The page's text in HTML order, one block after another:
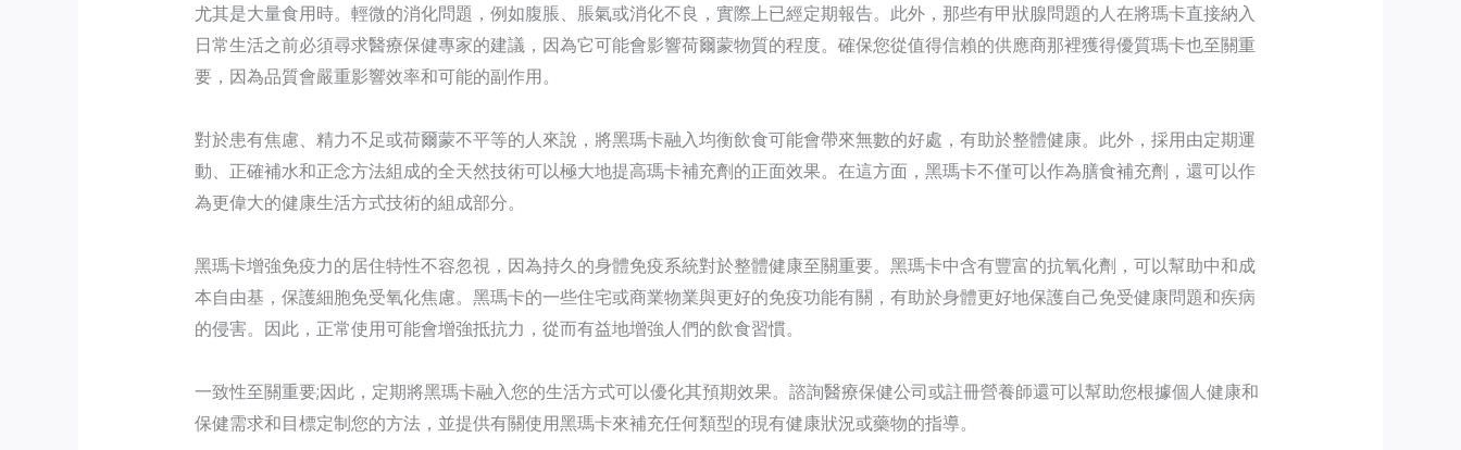
尤其是大量食用時。輕微的消化問題，例如腹脹、脹氣或消化不良，實際上已經定期報告。此外，那些有甲狀腺問題的人在將瑪卡直接納入
日常生活之前必須尋求醫療保健專家的建議，因為它可能會影響荷爾蒙物質的程度。確保您從值得信賴的供應商那裡獲得優質瑪卡也至關重
要，因為品質會嚴重影響效率和可能的副作用。
對於患有焦慮、精力不足或荷爾蒙不平等的人來說，將黑瑪卡融入均衡飲食可能會帶來無數的好處，有助於整體健康。此外，採用由定期運
動、正確補水和正念方法組成的全天然技術可以極大地提高瑪卡補充劑的正面效果。在這方面，黑瑪卡不僅可以作為膳食補充劑，還可以作
為更偉大的健康生活方式技術的組成部分。
黑瑪卡增強免疫力的居住特性不容忽視，因為持久的身體免疫系統對於整體健康至關重要。黑瑪卡中含有豐富的抗氧化劑，可以幫助中和成
本自由基，保護細胞免受氧化焦慮。黑瑪卡的一些住宅或商業物業與更好的免疫功能有關，有助於身體更好地保護自己免受健康問題和疾病
的侵害。因此，正常使用可能會增強抵抗力，從而有益地增強人們的飲食習慣。
一致性至關重要;因此，定期將黑瑪卡融入您的生活方式可以優化其預期效果。諮詢醫療保健公司或註冊營養師還可以幫助您根據個人健康和
保健需求和目標定制您的方法，並提供有關使用黑瑪卡來補充任何類型的現有健康狀況或藥物的指導。